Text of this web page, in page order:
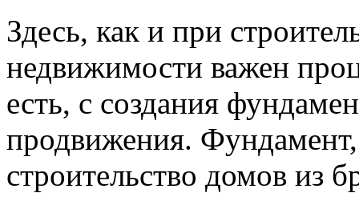
Здесь, как и при
недвижимости важен
есть, с создания
продвижения. Фундамент,
строительство домов из